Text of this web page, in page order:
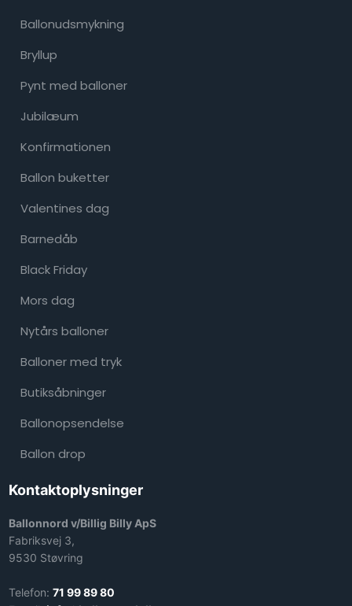
Ballonudsmykning
Bryllup
Pynt med balloner
Jubilæum
Konfirmationen
Ballon buketter
Valentines dag
Barnedåb
Black Friday
Mors dag
Nytårs balloner ​
Balloner med tryk
Butiksåbninger
Ballonopsendelse
Ballon drop
Kontaktoplysninger
Ballonnord v/Billig Billy ApS
Fabriksvej 3,
9530 Støvring
Telefon: 71 99 89 80